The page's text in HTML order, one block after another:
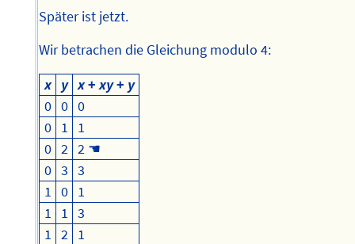
Später ist jetzt.
Wir betrachen die Gleichung modulo 4:
x
y x+xy+ y
0 0 0
0
1
1
0 2 2 ☚
0 3 3
1 0
1
1
1 3
1 2
1